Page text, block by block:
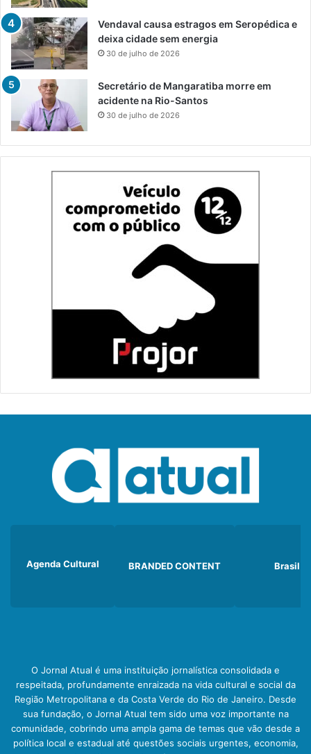
Vendaval causa estragos em Seropédica e
deixa cidade sem energia
30 de julho de 2026
Secretário de Mangaratiba morre em
acidente na Rio-Santos
30 de julho de 2026
Agenda Cultural BRANDED CONTENT Brasil
O Jornal Atual é uma instituição jornalística consolidada e
respeitada, profundamente enraizada na vida cultural e social da
Região Metropolitana e da Costa Verde do Rio de Janeiro. Desde
sua fundação, o Jornal Atual tem sido uma voz importante na
comunidade, cobrindo uma ampla gama de temas que vão desde a
política local e estadual até questões sociais urgentes, economia,